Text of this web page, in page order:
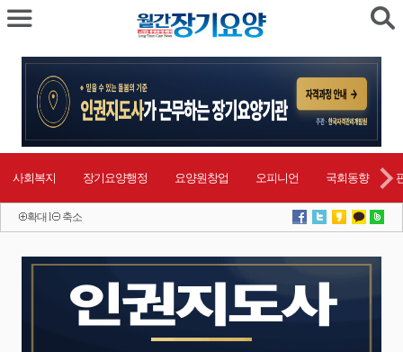
사회복지 장기요양행정 요양원창업 오피니언 국회동향
확대 l 축소